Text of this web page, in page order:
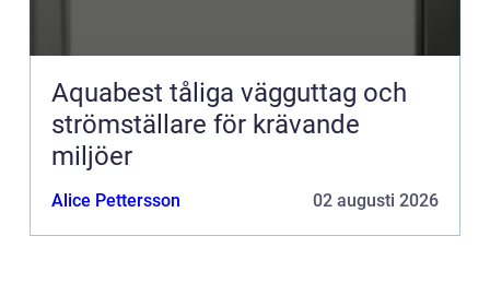
Aquabest tåliga vägguttag och
strömställare för krävande
miljöer
Alice Pettersson 02 augusti 2026